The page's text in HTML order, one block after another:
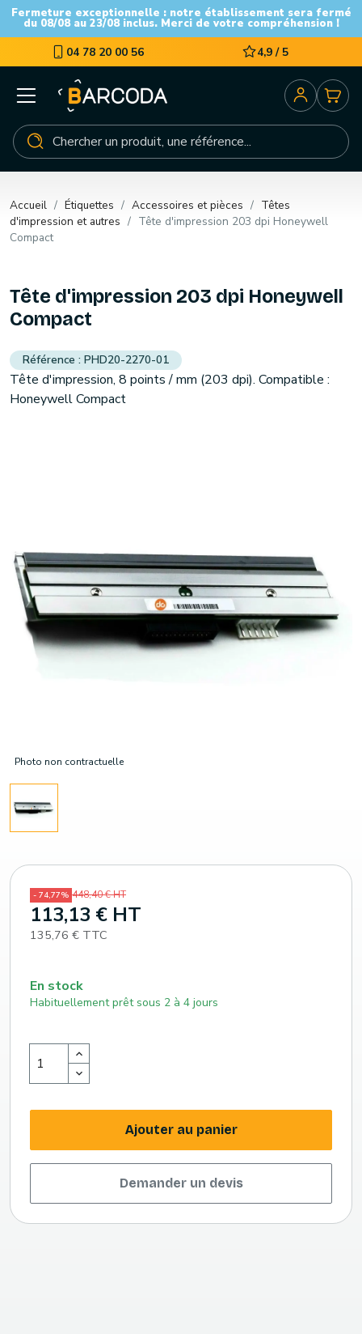
Fermeture exceptionnelle : notre établissement sera fermé
du 08/08 au 23/08 inclus. Merci de votre compréhension !
04 78 20 00 56 4,9 / 5
Accueil Étiquettes Accessoires et pièces
Têtes
d'impression et autres
Tête d'impression 203 dpi Honeywell
Compact
Photo non contractuelle
Tête d'impression 203 dpi Honeywell
Compact
PHD20-2270-01
Tête d'impression, 8 points / mm (203 dpi). Compatible :
Honeywell Compact
- 74,77% 448,40 € HT
113,13 € HT
135,76 € TTC
En stock
Habituellement prêt sous 2 à 4 jours
Ajouter au panier
Demander un devis